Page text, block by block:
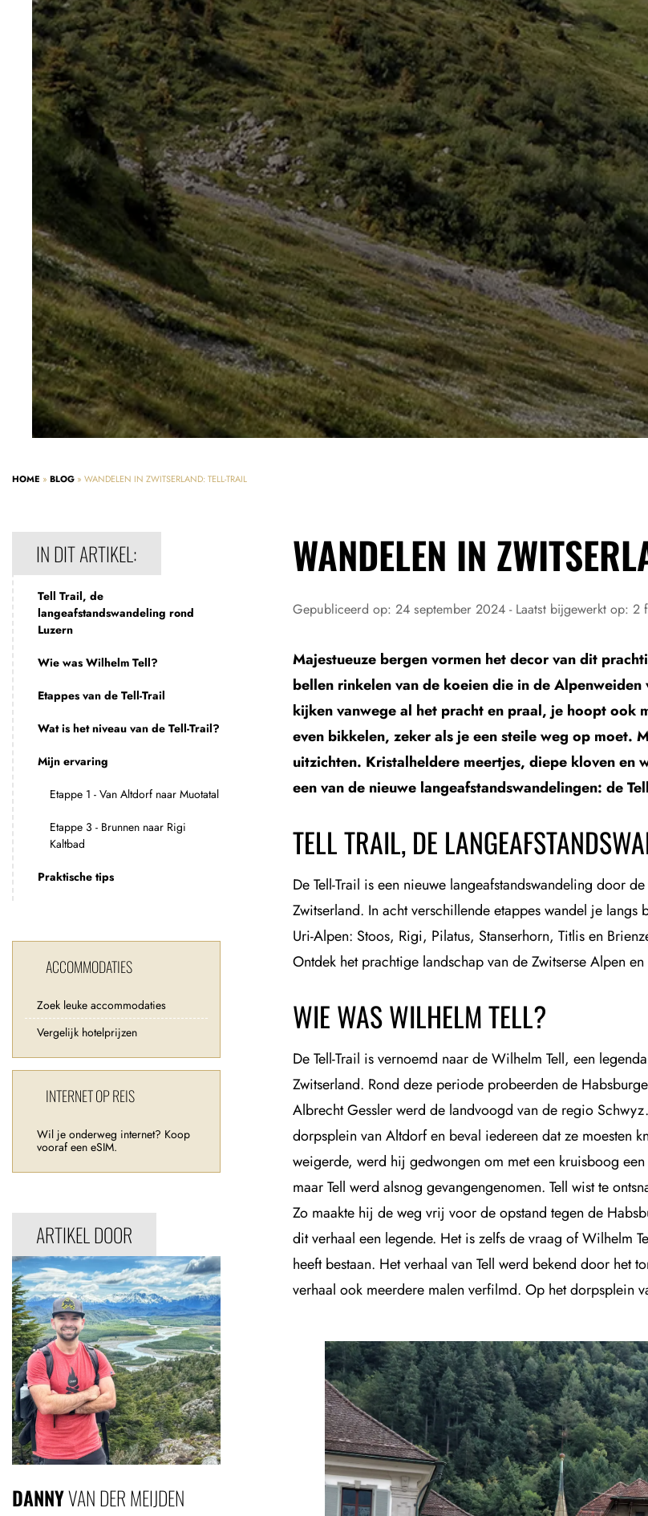
HOME » BLOG » WANDELEN IN ZWITSERLAND: TELL-TRAIL
WANDELEN IN
Gepubliceerd op: 24 september 2024 - Laatst bijgewerkt op: 2
Majestueuze bergen vormen het decor van dit
bellen rinkelen van de koeien die in de
kijken vanwege al het pracht en praal, je hoopt ook
even bikkelen, zeker als je een steile weg op moet.
uitzichten. Kristalheldere meertjes, diepe kloven en
een van de nieuwe langeafstandswandelingen: de
TELL TRAIL, DE
De Tell-Trail is een nieuwe langeafstandswandeling door
Zwitserland. In acht verschillende etappes wandel je
Uri-Alpen: Stoos, Rigi, Pilatus, Stanserhorn, Titlis en
Ontdek het prachtige landschap van de Zwitserse Alpen en
WIE WAS WILHELM TELL?
De Tell-Trail is vernoemd naar de Wilhelm Tell, een
Zwitserland. Rond deze periode probeerden de
Albrecht Gessler werd de landvoogd van de regio
dorpsplein van Altdorf en beval iedereen dat ze moesten
weigerde, werd hij gedwongen om met een kruisboog
maar Tell werd alsnog gevangengenomen. Tell wist te
Zo maakte hij de weg vrij voor de opstand tegen de
dit verhaal een legende. Het is zelfs de vraag of Wilhelm
heeft bestaan. Het verhaal van Tell werd bekend door
verhaal ook meerdere malen verfilmd. Op het dorpsplein
IN DIT ARTIKEL:
Tell Trail, de
langeafstandswandeling rond
Luzern
Wie was Wilhelm Tell?
Etappes van de Tell-Trail
Wat is het niveau van de Tell-Trail?
Mijn ervaring
Etappe 1 - Van Altdorf naar Muotatal
Etappe 3 - Brunnen naar Rigi
Kaltbad
Praktische tips
ACCOMMODATIES
Zoek leuke accommodaties
Vergelijk hotelprijzen
INTERNET OP REIS
Wil je onderweg internet? Koop
vooraf een eSIM.
ARTIKEL DOOR
DANNYVAN DER MEIJDEN